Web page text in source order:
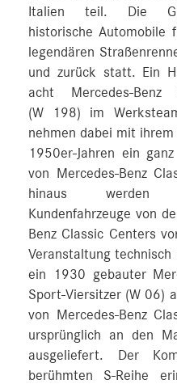
Italien teil. Die
historische Automobile
legendären
und zurück statt. Ein
acht Mercedes-
(W 198) im
nehmen dabei mit
1950er-Jahren ein
von Mercedes-Benz
hinaus werden
Kundenfahrzeuge von
Benz Classic Centers
Veranstaltung
ein 1930 gebauter
Sport-Viersitzer (W 06)
von Mercedes-Benz
ursprünglich an den
ausgeliefert. Der
berühmten S-Reihe